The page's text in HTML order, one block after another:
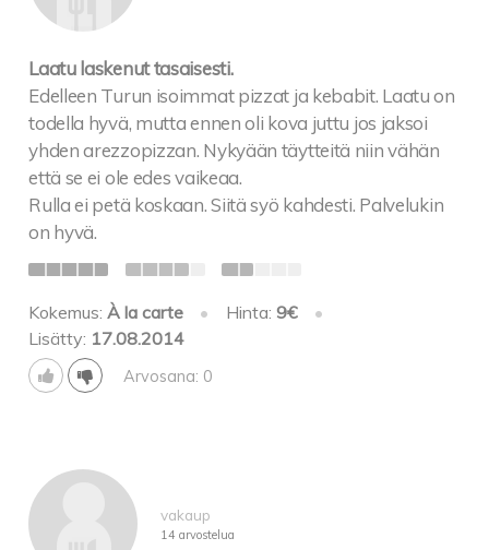
Laatu laskenut tasaisesti.
Edelleen Turun isoimmat pizzat ja kebabit. Laatu on
todella hyvä, mutta ennen oli kova juttu jos jaksoi
yhden arezzopizzan. Nykyään täytteitä niin vähän
että se ei ole edes vaikeaa.
Rulla ei petä koskaan. Siitä syö kahdesti. Palvelukin
on hyvä.
Kokemus:À la carte • Hinta: 9€
•
Lisätty: 17.08.2014
Arvosana: 0
vakaup
14 arvostelua